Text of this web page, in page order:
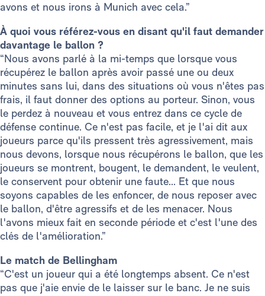
avons et nous irons à Munich avec cela.”
À quoi vous référez-vous en disant qu'il faut demander
davantage le ballon ?
“Nous avons parlé à la mi-temps que lorsque vous
récupérez le ballon après avoir passé une ou deux
minutes sans lui, dans des situations où vous n'êtes pas
frais, il faut donner des options au porteur. Sinon, vous
le perdez à nouveau et vous entrez dans ce cycle de
défense continue. Ce n'est pas facile, et je l'ai dit aux
joueurs parce qu'ils pressent très agressivement, mais
nous devons, lorsque nous récupérons le ballon, que les
joueurs se montrent, bougent, le demandent, le veulent,
le conservent pour obtenir une faute... Et que nous
soyons capables de les enfoncer, de nous reposer avec
le ballon, d'être agressifs et de les menacer. Nous
l'avons mieux fait en seconde période et c'est l'une des
clés de l'amélioration.”
Le match de Bellingham
“C'est un joueur qui a été longtemps absent. Ce n'est
pas que j'aie envie de le laisser sur le banc. Je ne suis